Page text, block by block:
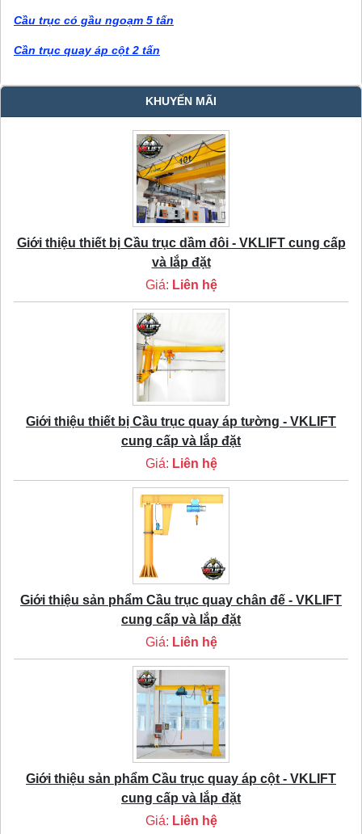
Cầu trục có gầu ngoạm 5 tấn
Cần trục quay áp cột 2 tấn
KHUYẾN MÃI
Giới thiệu thiết bị Cầu trục dầm đôi - VKLIFT cung cấp
và lắp đặt
Giá: Liên hệ
Giới thiệu thiết bị Cầu trục quay áp tường - VKLIFT
cung cấp và lắp đặt
Giá: Liên hệ
Giới thiệu sản phẩm Cầu trục quay chân đế - VKLIFT
cung cấp và lắp đặt
Giá: Liên hệ
Giới thiệu sản phẩm Cầu trục quay áp cột - VKLIFT
cung cấp và lắp đặt
Giá: Liên hệ